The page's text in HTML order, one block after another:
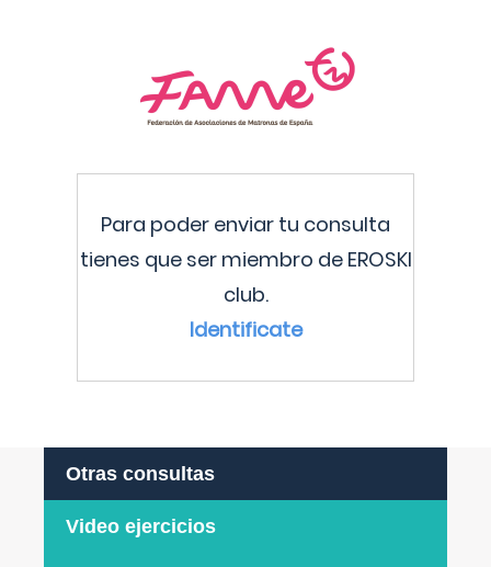
Para poder enviar tu consulta
tienes que ser miembro de EROSKI
club.
Identificate
Otras consultas
Video ejercicios